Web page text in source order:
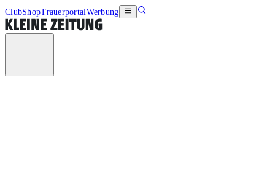
ClubShopTrauerportalWerbung